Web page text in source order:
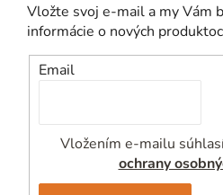
Vložte svoj e-mail a my Vám
informácie o nových
Email
Vložením e-mailu
ochrany